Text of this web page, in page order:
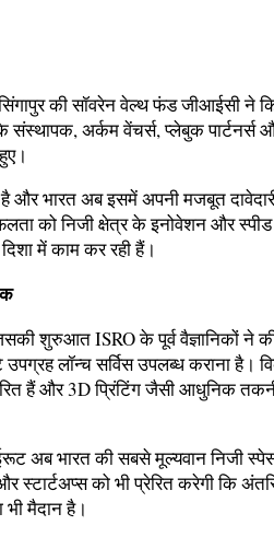
की सॉवरेन वेल्थ फंड जीआईसी ने
संस्थापक, अर्कम वेंचर्स, प्लेबुक पार्टनर्स
और भारत अब इसमें अपनी मजबूत
को निजी क्षेत्र के इनोवेशन और
में काम कर रही हैं।
शुरुआत ISRO के पूर्व वैज्ञानिकों ने
लॉन्च सर्विस उपलब्ध कराना है।
हैं और 3D प्रिंटिंग जैसी आधुनिक
अब भारत की सबसे मूल्यवान निजी
स्टार्टअप्स को भी प्रेरित करेगी कि
भी मैदान है।